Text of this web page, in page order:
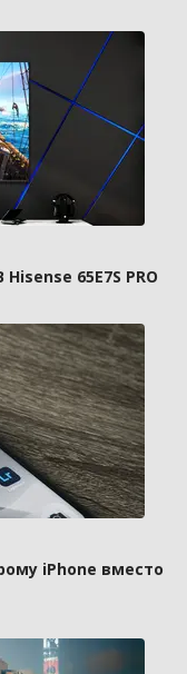
65E7S PRO
iPhone вместо